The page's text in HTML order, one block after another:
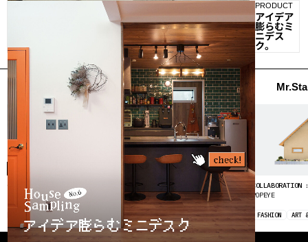
ラ
つ
会
社
概
要
企
方
CULTURE
自宅の一部
で、“小さ
く商
う”家。
PRODUCT
アイデア
膨らむミ
ニデス
ク。
OUTDOOR
家族や仲
間が集ま
る家。
Pacific HOUSE
COLLABORATION :
Pacific
FOOD & HEALTH
Sunny Track House
COLLABORATION :
HAPPY OUTSIDE BEAMS
OUTDOOR FASHION
COLLABORATION
POPEYE
FASHION ART